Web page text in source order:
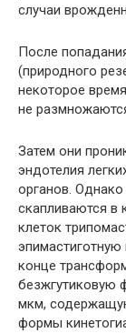
случаи
После
(природного
некоторое
не
Затем они
эндотелия
органов.
скапливаются в
клеток
конце
безжгутиковую
мкм,
формы